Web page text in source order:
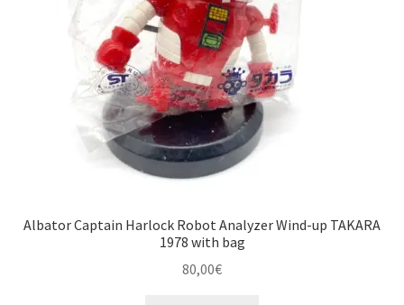
Albator Captain Harlock Robot Analyzer Wind-up TAKARA
1978 with bag
80,00€